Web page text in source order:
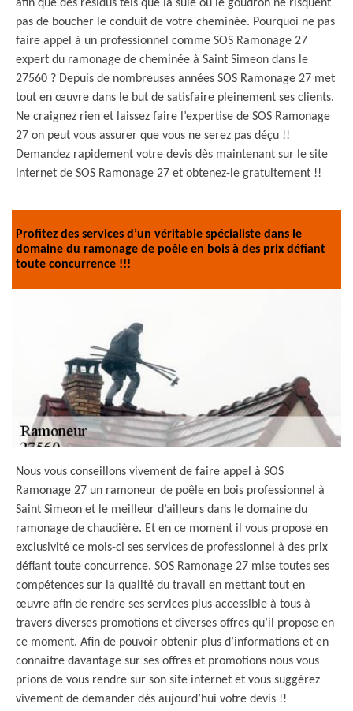
afin que des résidus tels que la suie ou le goudron ne risquent
pas de boucher le conduit de votre cheminée. Pourquoi ne pas
faire appel à un professionnel comme SOS Ramonage 27
expert du ramonage de cheminée à Saint Simeon dans le
27560 ? Depuis de nombreuses années SOS Ramonage 27 met
tout en œuvre dans le but de satisfaire pleinement ses clients.
Ne craignez rien et laissez faire l’expertise de SOS Ramonage
27 on peut vous assurer que vous ne serez pas déçu !!
Demandez rapidement votre devis dès maintenant sur le site
internet de SOS Ramonage 27 et obtenez-le gratuitement !!
Profitez des services d’un véritable spécialiste dans le
domaine du ramonage de poêle en bois à des prix défiant
toute concurrence !!!
Nous vous conseillons vivement de faire appel à SOS
Ramonage 27 un ramoneur de poêle en bois professionnel à
Saint Simeon et le meilleur d’ailleurs dans le domaine du
ramonage de chaudière. Et en ce moment il vous propose en
exclusivité ce mois-ci ses services de professionnel à des prix
défiant toute concurrence. SOS Ramonage 27 mise toutes ses
compétences sur la qualité du travail en mettant tout en
œuvre afin de rendre ses services plus accessible à tous à
travers diverses promotions et diverses offres qu’il propose en
ce moment. Afin de pouvoir obtenir plus d’informations et en
connaitre davantage sur ses offres et promotions nous vous
prions de vous rendre sur son site internet et vous suggérez
vivement de demander dès aujourd’hui votre devis !!